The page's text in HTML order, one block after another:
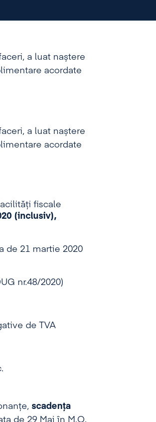
a luat naștere
acordate
a luat naștere
acordate
fiscale
(inclusiv),
de 21 martie 2020
nr.48/2020)
de TVA
scadența
de 29 Mai în M.O.